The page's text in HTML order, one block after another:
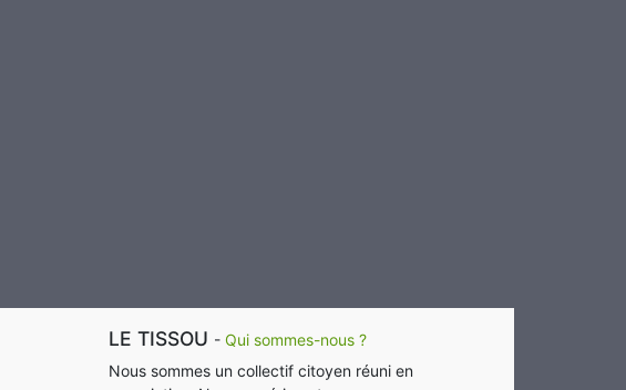
LE TISSOU - Qui sommes-nous ?
Nous sommes un collectif citoyen réuni en